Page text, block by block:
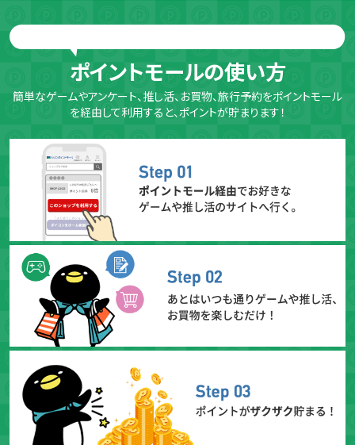
ポイントモールの使い方
簡単なゲームやアンケート、推し活、お買物、旅行予約をポイントモール
を経由して利用すると、ポイントが貯まります！